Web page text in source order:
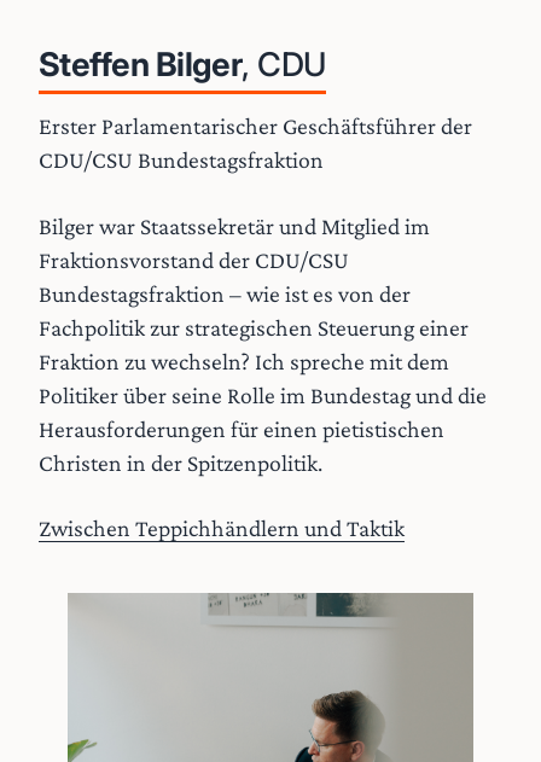
Steffen Bilger, CDU
Erster Parlamentarischer Geschäftsführer der
CDU/CSU Bundestagsfraktion
Bilger war Staatssekretär und Mitglied im
Fraktionsvorstand der CDU/CSU
Bundestagsfraktion – wie ist es von der
Fachpolitik zur strategischen Steuerung einer
Fraktion zu wechseln? Ich spreche mit dem
Politiker über seine Rolle im Bundestag und die
Herausforderungen für einen pietistischen
Christen in der Spitzenpolitik.
Zwischen Teppichhändlern und Taktik